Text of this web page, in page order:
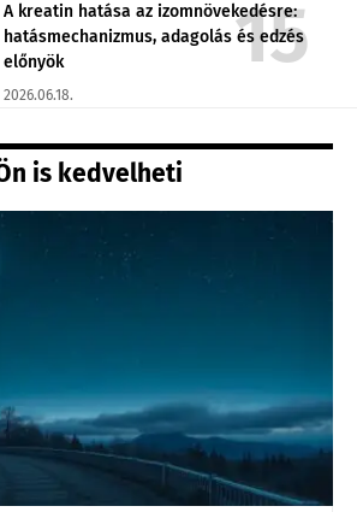
A kreatin hatása az izomnövekedésre:
hatásmechanizmus, adagolás és edzés
előnyök
2026.06.18.
is kedvelheti